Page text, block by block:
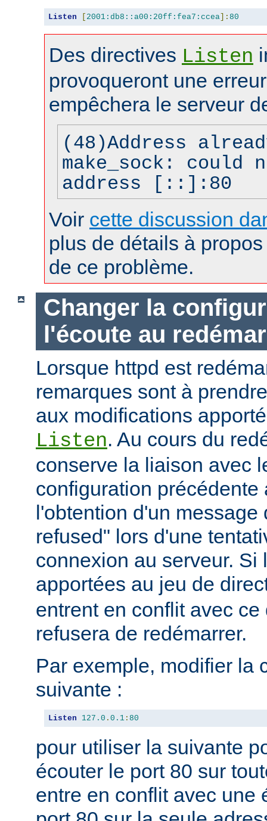
Listen [ 2001:db8::a00:20ff:fea7:ccea]: 80
Des directives Listen
provoqueront une
empêchera le serveur
(48)Address
make_sock: could
address [::]:80
Voir cette discussion
plus de détails à
de ce problème.
Changer la
l'écoute au
Lorsque httpd est
remarques sont à
aux modifications
Listen. Au cours du
conserve la liaison avec
configuration précédente
l'obtention d'un
refused" lors d'une
connexion au serveur. Si
apportées au jeu de
entrent en conflit avec
refusera de redémarrer.
Par exemple, modifier la
suivante :
Listen 127.0 . 0.1 : 80
pour utiliser la suivante
écouter le port 80 sur
entre en conflit avec une